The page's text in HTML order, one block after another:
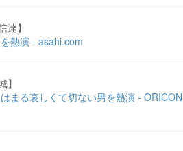
】
熱演 - asahi.com
まる哀しくて切ない男を熱演 - ORICON